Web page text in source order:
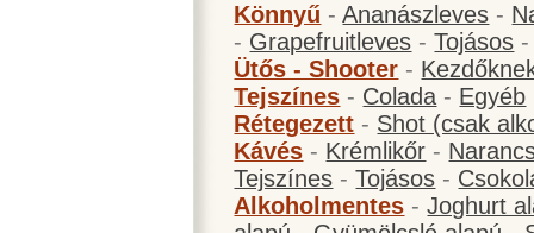
Könnyű -Ananászleves -
- Grapefruitleves -Tojásos
Ütős - Shooter -
Tejszínes - Colada - Egyéb
Rétegezett - Shot (csak
Kávés - Krémlikőr -
Tejszínes -Tojásos -
Alkoholmentes -Joghurt